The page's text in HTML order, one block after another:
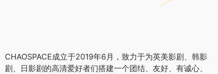
CHAOSPACE成立于2019年6月，致力于为英美影剧、韩影
剧、日影剧的高清爱好者们搭建一个团结、友好、有诚心、